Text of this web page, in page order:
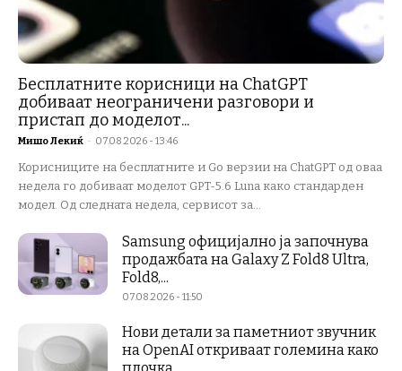
Бесплатните корисници на ChatGPT
добиваат неограничени разговори и
пристап до моделот...
Мишо Лекиќ - 07.08.2026 - 13:46
Корисниците на бесплатните и Go верзии на ChatGPT од оваа
недела го добиваат моделот GPT-5.6 Luna како стандарден
модел. Од следната недела, сервисот за...
Samsung официјално ја започнува
продажбата на Galaxy Z Fold8 Ultra,
Fold8,...
07.08.2026 - 11:50
Нови детали за паметниот звучник
на OpenAI откриваат големина како